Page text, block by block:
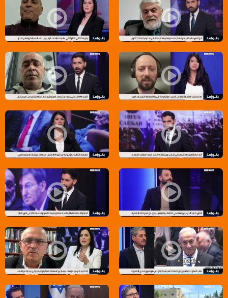
بانوراما مساواة: دعوات للتظاهر ضد القوانين الحكومية..واحتجاجات
بانوراما مساواة: رفع
بانوراما مساواة: كأس العرب..زيّ رياضي براية وطنبانوراما مساواة:أكثر من 600 قائد أمني يحذرون من أن إرهاب المستوطنين يشكل خطرا استراتيجيا على إسرائيل
بانوراما مساواة: الشارع الإسرائيلي يتجه نحو تصعيدبانوراما مساواة: تخفيضات انتخابية تهزّ ميزانية إسرائيل
بانوراما مساواة: أزمة سياسية تعصف بائتلاف نتنياهوبانوراما مساواة: خلافات تشق
بانوراما مساواة: جدل صاخب بالساحة السياسيةبانوراما مساواة: أزمات نتنياهو